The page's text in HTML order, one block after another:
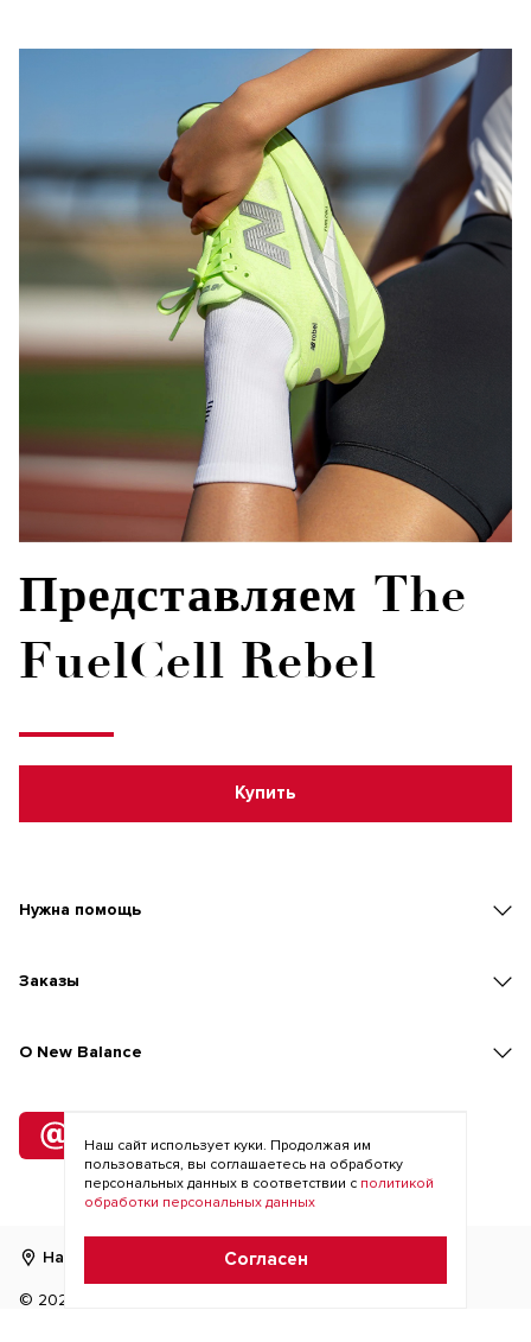
Представляем The
FuelCell Rebel
Купить
Нужна помощь
Заказы
O New Balance
на рассылку
Найти магазин KZ
© 2026
Наш сайт использует куки. Продолжая им
пользоваться, вы соглашаетесь на обработку
персональных данных в соответствии с политикой
обработки персональных данных
Согласен